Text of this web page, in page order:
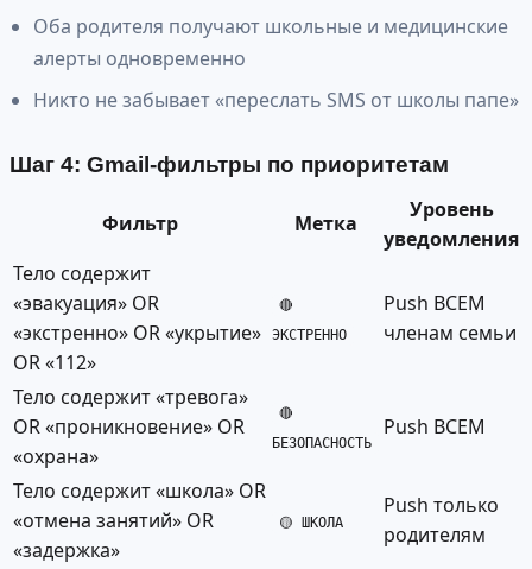
Оба родителя получают школьные и медицинские
алерты одновременно
Никто не забывает «переслать SMS от школы папе»
Шаг 4: Gmail-фильтры по приоритетам
Фильтр Метка
Уровень
уведомления
Тело содержит
«эвакуация» OR
«экстренно» OR «укрытие»
OR «112»
🔴
ЭКСТРЕННО
Push ВСЕМ
членам семьи
Тело содержит «тревога»
OR «проникновение» OR
«охрана»
🔴
БЕЗОПАСНОСТЬ
Push ВСЕМ
Тело содержит «школа» OR
«отмена занятий» OR
«задержка»
🟡 ШКОЛА
Push только
родителям